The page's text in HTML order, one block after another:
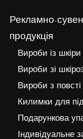
Рекламно-
продукція
Вироби із шкіри
Вироби зі
Вироби з повсті
Килимки для
Подарункова
Індивідуальне